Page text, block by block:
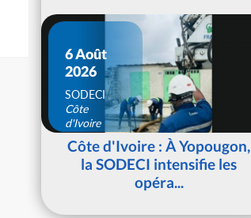
6 Août
2026
SODECI
Côte
d'Ivoire
Côte d'Ivoire : À Yopougon,
la SODECI intensifie les
opéra...